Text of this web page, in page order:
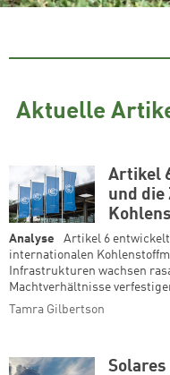
Aktuelle
Artikel
und die
Analyse
Artikel 6
internationalen
Infrastrukturen wachsen
Machtverhältnisse
Tamra Gilbertson